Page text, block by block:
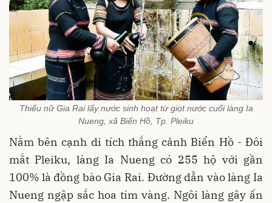
Thiếu nữ Gia Rai lấy nước sinh hoạt từ giọt nước cuối làng Ia
Nueng, xã Biển Hồ, Tp. Pleiku
Nằm bên cạnh di tích thắng cảnh Biển Hồ - Đôi
mắt Pleiku, làng Ia Nueng có 255 hộ với gần
100% là đồng bào Gia Rai. Đường dẫn vào làng Ia
Nueng ngập sắc hoa tím vàng. Ngôi làng gây ấn